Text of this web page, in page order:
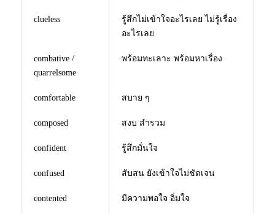
clueless
รู้สึกไม่เข้าใจอะไรเลย ไม่รู้เรื่อง
อะไรเลย
combative /
quarrelsome
พร้อมทะเลาะ พร้อมหาเรื่อง
comfortable สบาย ๆ
composed สงบ สำรวม
confident รู้สึกมั่นใจ
confused สับสน ยังเข้าใจไม่ชัดเจน
contented มีความพอใจ อิ่มใจ